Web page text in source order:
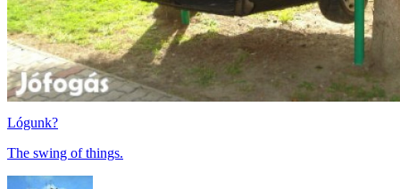
Lógunk?
The swing of things.